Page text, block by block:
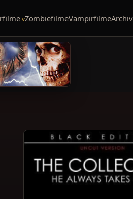
ZombiefilmeVampirfilmeArchiv